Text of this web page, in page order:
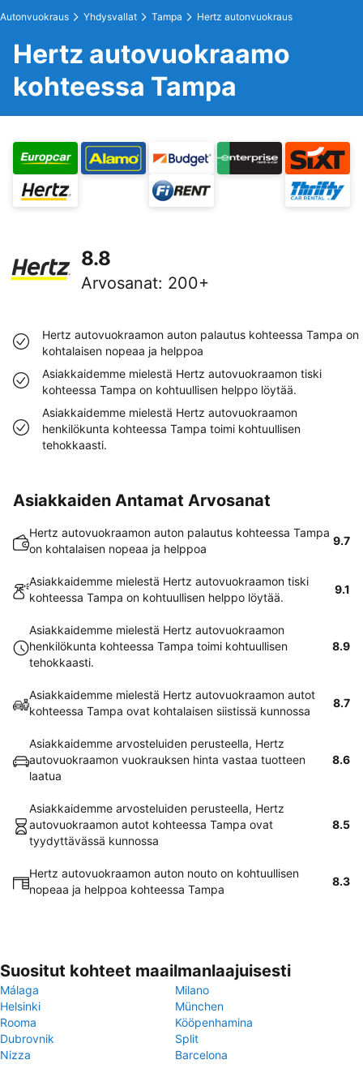
Autonvuokraus Yhdysvallat Tampa Hertz autonvuokraus
Hertz autovuokraamo
kohteessa Tampa
8.8
Arvosanat: 200+
Hertz autovuokraamon auton palautus kohteessa Tampa on
kohtalaisen nopeaa ja helppoa
Asiakkaidemme mielestä Hertz autovuokraamon tiski
kohteessa Tampa on kohtuullisen helppo löytää.
Asiakkaidemme mielestä Hertz autovuokraamon
henkilökunta kohteessa Tampa toimi kohtuullisen
tehokkaasti.
Asiakkaiden Antamat Arvosanat
Hertz autovuokraamon auton palautus kohteessa Tampa
on kohtalaisen nopeaa ja helppoa
9.7
Asiakkaidemme mielestä Hertz autovuokraamon tiski
kohteessa Tampa on kohtuullisen helppo löytää.
9.1
Asiakkaidemme mielestä Hertz autovuokraamon
henkilökunta kohteessa Tampa toimi kohtuullisen
tehokkaasti.
8.9
Asiakkaidemme mielestä Hertz autovuokraamon autot
kohteessa Tampa ovat kohtalaisen siistissä kunnossa
8.7
Asiakkaidemme arvosteluiden perusteella, Hertz
autovuokraamon vuokrauksen hinta vastaa tuotteen
laatua
8.6
Asiakkaidemme arvosteluiden perusteella, Hertz
autovuokraamon autot kohteessa Tampa ovat
tyydyttävässä kunnossa
8.5
Hertz autovuokraamon auton nouto on kohtuullisen
nopeaa ja helppoa kohteessa Tampa
8.3
Suositut kohteet maailmanlaajuisesti
Málaga
Milano
Helsinki
München
Rooma
Kööpenhamina
Dubrovnik
Split
Nizza
Barcelona